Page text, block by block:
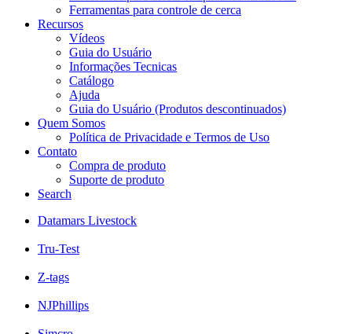
Ferramentas para controle de cerca
Recursos
Vídeos
Guia do Usuário
Informações Tecnicas
Catálogo
Ajuda
Guia do Usuário (Produtos descontinuados)
Quem Somos
Política de Privacidade e Termos de Uso
Contato
Compra de produto
Suporte de produto
Search
Datamars Livestock
Tru-Test
Z-tags
NJPhillips